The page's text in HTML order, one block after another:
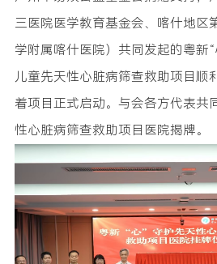
三医院医学教育基金会、喀什地区
学附属喀什医院）共同发起的粤
儿童先天性心脏病筛查救助项目顺
着项目正式启动。与会各方代表共
性心脏病筛查救助项目医院揭牌。